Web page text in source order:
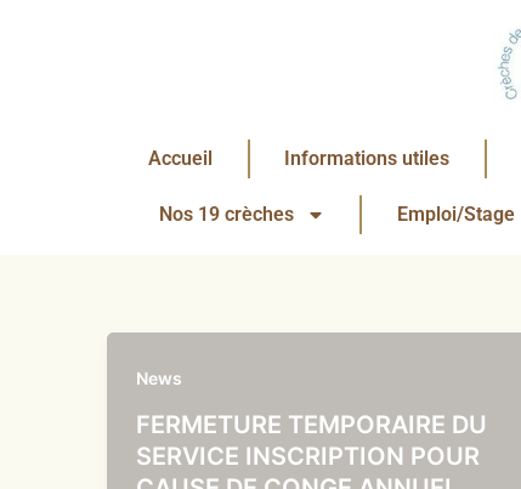
Accueil Informations utiles
Nos 19 crèches Emploi/Stage
News
FERMETURE TEMPORAIRE DU
SERVICE INSCRIPTION POUR